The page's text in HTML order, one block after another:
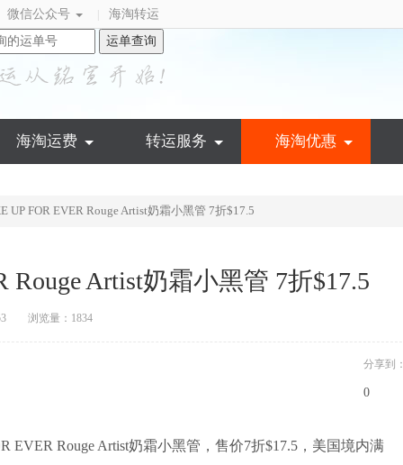
微信公众号 海淘转运
运单查询
海淘运费 转运服务 海淘优惠
UP FOR EVER Rouge Artist奶霜小黑管 7折$17.5
Rouge Artist奶霜小黑管 7折$17.5
浏览量：1834
分享到：
0
EVER Rouge Artist奶霜小黑管，售价7折$17.5，美国境内满